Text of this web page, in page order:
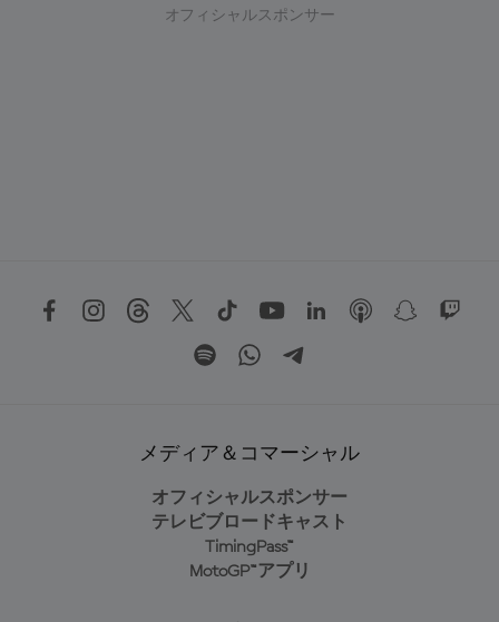
オフィシャルスポンサー
メディア＆コマーシャル
オフィシャルスポンサー
テレビブロードキャスト
TimingPass™
MotoGP™アプリ